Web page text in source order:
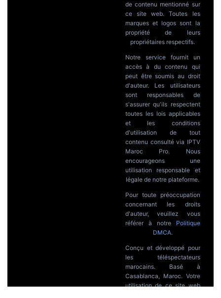
de contenu mentionné sur
ce site web. Toutes les
marques et logos sont la
propriété de leurs
propriétaires respectifs.
Notre service fournit un
accès à du contenu qui
peut être soumis au droit
d'auteur. Les utilisateurs
sont responsables de
s'assurer qu'ils respectent
toutes les lois applicables
et les conditions
d'utilisation de tout
contenu consulté via IPTV
Maroc Pro. Nous
encourageons une
utilisation responsable et
légale de notre plateforme.
Pour toute préoccupation
concernant les droits
d'auteur, veuillez vous
référer à notre Politique
DMCA.
Conçu et développé pour
les téléspectateurs
marocains. Basé à
Casablanca, Maroc. Votre
utilisation de ce site web